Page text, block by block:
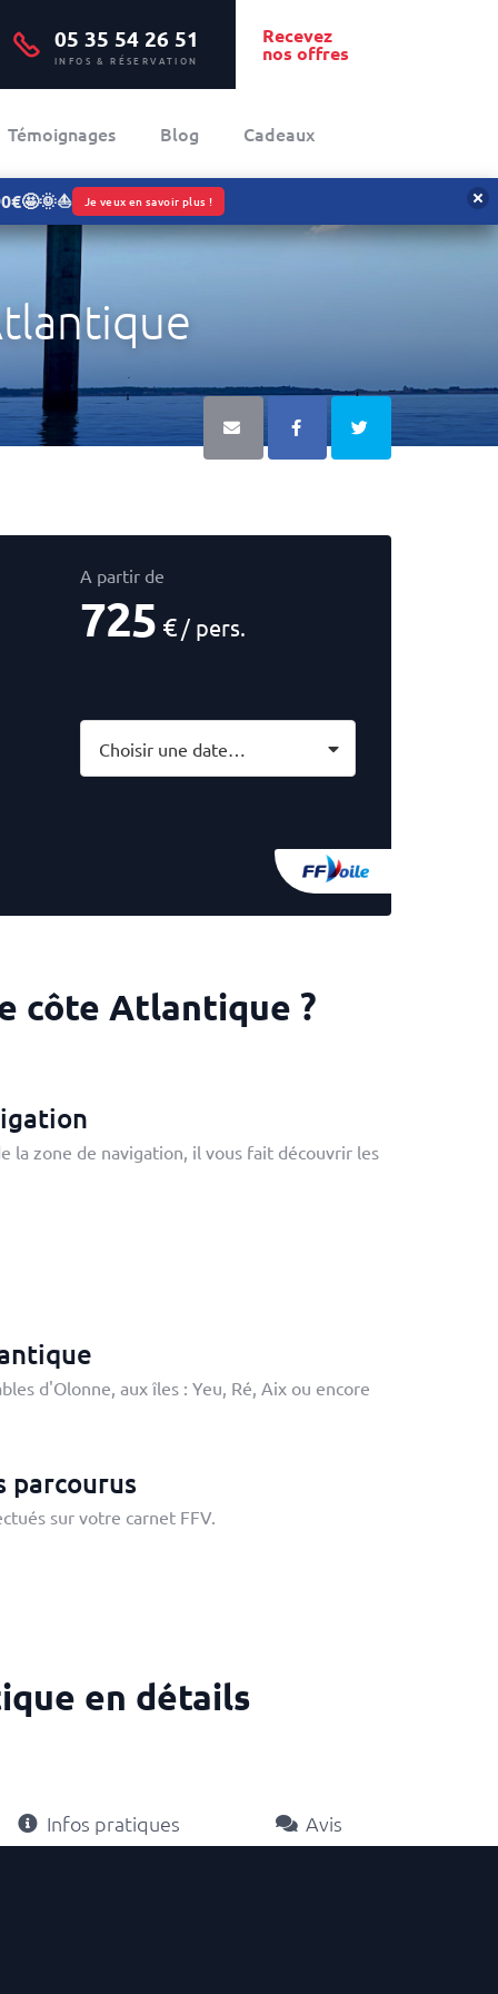
05 35 54 26 51
INFOS & RÉSERVATION
Recevez
nos offres
Témoignages Blog Cadeaux
Je veux en savoir plus !
A partir de
725 € / pers.
Choisir une date…
côte Atlantique ?
la zone de navigation, il vous fait découvrir les
d'Olonne, aux îles : Yeu, Ré, Aix ou encore
parcourus
sur votre carnet FFV.
en détails
Infos pratiques Avis